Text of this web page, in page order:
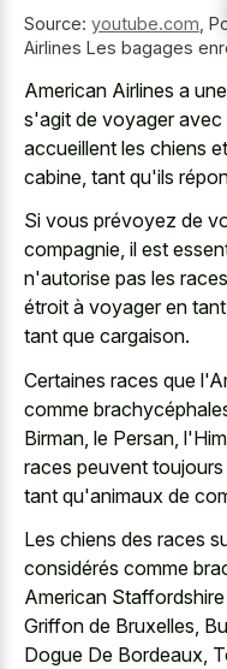
Source: youtube.com
Airlines Les bagages
American Airlines a
s'agit de voyager avec
accueillent les chiens
cabine, tant qu'ils
Si vous prévoyez de
compagnie, il est
n'autorise pas les
étroit à voyager en
tant que cargaison.
Certaines races que
comme
Birman, le Persan,
races peuvent
tant qu'animaux de
Les chiens des races
considérés comme
American
Griffon de Bruxelles,
Dogue De Bordeaux,